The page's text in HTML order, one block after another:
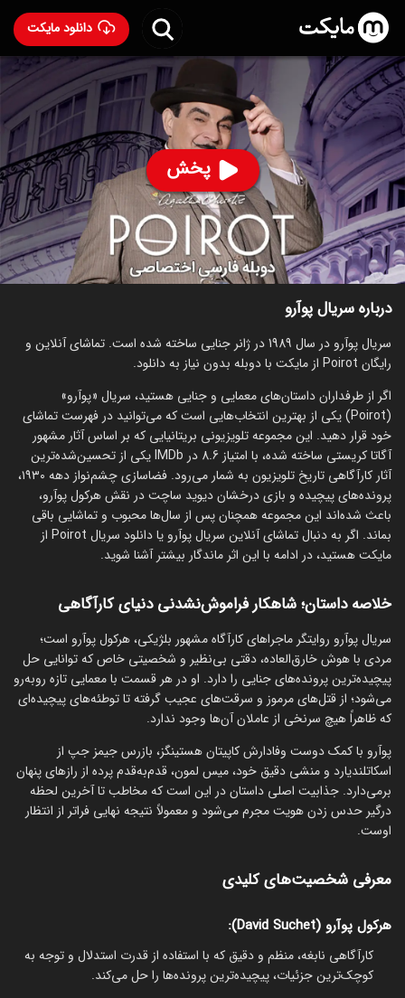
دانلود مایکت
پخش
سریال پوآرو با دوبله فارسی
83% ۸.۶
ساخت بریتانیا سال 1989
رده سنی ۱۳+
سریال
جنایی درام
توضیحات قسمت‌ها سریال‌های مشابه
درباره سریال پوآرو
سریال پوآرو در سال 1989 در ژانر جنایی ساخته شده است. تماشای آنلاین و
رایگان Poirot از مایکت با دوبله بدون نیاز به دانلود.
اگر از طرفداران داستان‌های معمایی و جنایی هستید، سریال «پوآرو»
(Poirot) یکی از بهترین انتخاب‌هایی است که می‌توانید در فهرست تماشای
خود قرار دهید. این مجموعه تلویزیونی بریتانیایی که بر اساس آثار مشهور
آگاتا کریستی ساخته شده، با امتیاز 8.6 در IMDb یکی از تحسین‌شده‌ترین
آثار کارآگاهی تاریخ تلویزیون به شمار می‌رود. فضاسازی چشم‌نواز دهه ۱۹۳۰،
پرونده‌های پیچیده و بازی درخشان دیوید ساچت در نقش هرکول پوآرو،
باعث شده‌اند این مجموعه همچنان پس از سال‌ها محبوب و تماشایی باقی
بماند. اگر به دنبال تماشای آنلاین سریال پوآرو یا دانلود سریال Poirot از
مایکت هستید، در ادامه با این اثر ماندگار بیشتر آشنا شوید.
خلاصه داستان؛ شاهکار فراموش‌نشدنی دنیای کارآگاهی
سریال پوآرو روایتگر ماجراهای کارآگاه مشهور بلژیکی، هرکول پوآرو است؛
مردی با هوش خارق‌العاده، دقتی بی‌نظیر و شخصیتی خاص که توانایی حل
پیچیده‌ترین پرونده‌های جنایی را دارد. او در هر قسمت با معمایی تازه روبه‌رو
می‌شود؛ از قتل‌های مرموز و سرقت‌های عجیب گرفته تا توطئه‌های پیچیده‌ای
که ظاهراً هیچ سرنخی از عاملان آن‌ها وجود ندارد.
پوآرو با کمک دوست وفادارش کاپیتان هستینگز، بازرس جیمز جپ از
اسکاتلندیارد و منشی دقیق خود، میس لمون، قدم‌به‌قدم پرده از رازهای پنهان
برمی‌دارد. جذابیت اصلی داستان در این است که مخاطب تا آخرین لحظه
درگیر حدس زدن هویت مجرم می‌شود و معمولاً نتیجه نهایی فراتر از انتظار
اوست.
معرفی شخصیت‌های کلیدی
هرکول پوآرو (David Suchet):
کارآگاهی نابغه، منظم و دقیق که با استفاده از قدرت استدلال و توجه به
کوچک‌ترین جزئیات، پیچیده‌ترین پرونده‌ها را حل می‌کند.